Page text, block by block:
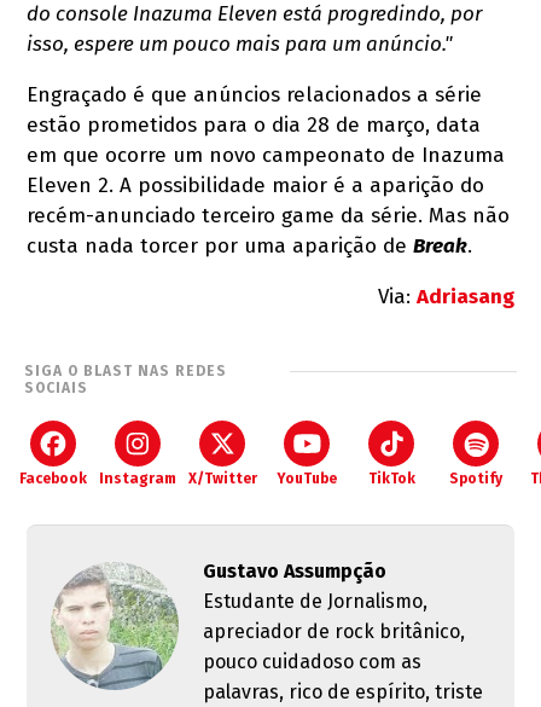
do console Inazuma Eleven está progredindo, por
isso, espere um pouco mais para um anúncio."
Engraçado é que anúncios relacionados a série
estão prometidos para o dia 28 de março, data
em que ocorre um novo campeonato de Inazuma
Eleven 2. A possibilidade maior é a aparição do
recém-anunciado terceiro game da série. Mas não
custa nada torcer por uma aparição deBreak.
Via: Adriasang
SIGA O BLAST NAS REDES
SOCIAIS
Facebook Instagram X/Twitter YouTube TikTok Spotify
Gustavo Assumpção
Estudante de Jornalismo,
apreciador de rock britânico,
pouco cuidadoso com as
palavras, rico de espírito, triste